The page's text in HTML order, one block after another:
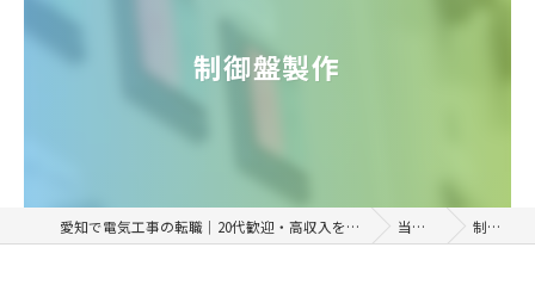
制御盤製作
愛知で電気工事の転職｜20代歓迎・高収入を目指せる正社員求人「株式会社森田電機」 当社の特徴 制御盤製作